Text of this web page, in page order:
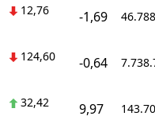
12,76 -1,69
124,60 -0,64
32,42 9,97